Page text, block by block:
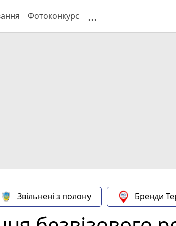
Фотоконкурс ...
Звільнені з полону Бренди